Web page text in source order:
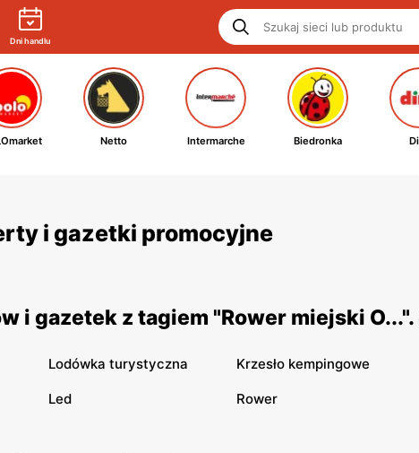
Dni handlu
Netto Intermarche Biedronka
i gazetki promocyjne
i gazetek z tagiem "Rower miejski
Lodówka turystyczna Krzesło kempingowe
Led Rower